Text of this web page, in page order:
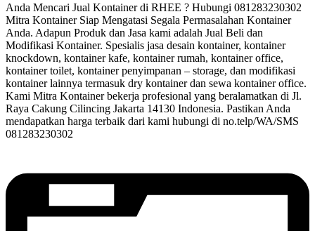
Anda Mencari Jual Kontainer di RHEE ? Hubungi 081283230302
Mitra Kontainer Siap Mengatasi Segala Permasalahan Kontainer
Anda. Adapun Produk dan Jasa kami adalah Jual Beli dan
Modifikasi Kontainer. Spesialis jasa desain kontainer, kontainer
knockdown, kontainer kafe, kontainer rumah, kontainer office,
kontainer toilet, kontainer penyimpanan – storage, dan modifikasi
kontainer lainnya termasuk dry kontainer dan sewa kontainer office.
Kami Mitra Kontainer bekerja profesional yang beralamatkan di Jl.
Raya Cakung Cilincing Jakarta 14130 Indonesia. Pastikan Anda
mendapatkan harga terbaik dari kami hubungi di no.telp/WA/SMS
081283230302